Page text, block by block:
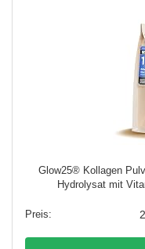
Glow25® Kollagen
Hydrolysat mit